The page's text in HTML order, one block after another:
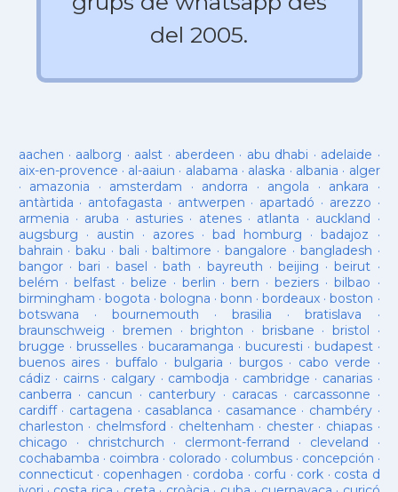
del 2005.
aachen · aalborg · aalst · aberdeen · abu dhabi · adelaide ·
aix-en-provence · al-aaiun · alabama · alaska · albania · alger
· amazonia · amsterdam · andorra · angola · ankara ·
antàrtida · antofagasta · antwerpen · apartadó · arezzo ·
armenia · aruba · asturies· atenes· atlanta · auckland ·
augsburg · austin · azores·bad homburg ·badajoz ·
bahrain ·baku · bali ·baltimore ·bangalore · bangladesh ·
bangor· bari ·basel ·bath · bayreuth ·beijing ·beirut ·
belém · belfast· belize · berlin ·bern ·beziers ·bilbao ·
birmingham · bogota · bologna ·bonn ·bordeaux ·boston ·
botswana · bournemouth ·brasilia ·bratislava ·
braunschweig · bremen ·brighton · brisbane · bristol ·
brugge · brusselles· bucaramanga · bucuresti · budapest·
buenos aires· buffalo · bulgaria · burgos· cabo verde ·
cádiz · cairns· calgary · cambodja · cambridge · canarias·
canberra · cancun · canterbury · caracas · carcassonne ·
cardiff· cartagena · casablanca · casamance · chambéry·
charleston · chelmsford · cheltenham · chester· chiapas ·
chicago · christchurch · clermont-ferrand · cleveland ·
cochabamba · coimbra · colorado · columbus· concepción ·
connecticut· copenhagen · cordoba · corfu · cork · costa d